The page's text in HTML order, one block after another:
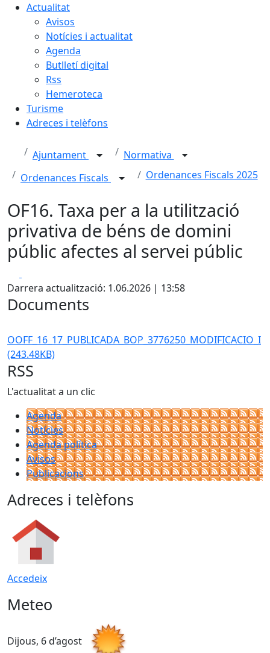
Actualitat
Avisos
Notícies i actualitat
Agenda
Butlletí digital
Rss
Hemeroteca
Turisme
Adreces i telèfons
Ajuntament
Normativa
Ordenances Fiscals
Ordenances Fiscals 2025
OF16. Taxa per a la utilització
privativa de béns de domini
públic afectes al servei públic
Darrera actualització: 1.06.2026 | 13:58
Documents
OOFF_16_17_PUBLICADA_BOP_3776250_MODIFICACIO_I
(243.48KB)
RSS
L'actualitat a un clic
Agenda
Notícies
Agenda política
Avisos
Publicacions
Adreces i telèfons
Accedeix
Meteo
Dijous, 6 d’agost